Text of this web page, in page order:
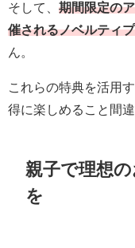
そして、 期間限定の
催されるノベルティ
ん。
これらの特典を活用
得に楽しめること間
親子で理想
を